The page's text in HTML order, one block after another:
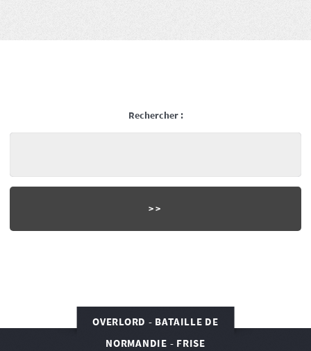
Rechercher :
OVERLORD - BATAILLE DE
NORMANDIE - FRISE